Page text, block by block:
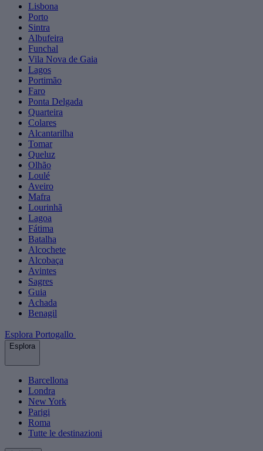
Lisbona
Porto
Sintra
Albufeira
Funchal
Vila Nova de Gaia
Lagos
Portimão
Faro
Ponta Delgada
Quarteira
Colares
Alcantarilha
Tomar
Queluz
Olhão
Loulé
Aveiro
Mafra
Lourinhã
Lagoa
Fátima
Batalha
Alcochete
Alcobaça
Avintes
Sagres
Guia
Achada
Benagil
Esplora Portogallo
Esplora
Barcellona
Londra
New York
Parigi
Roma
Tutte le destinazioni